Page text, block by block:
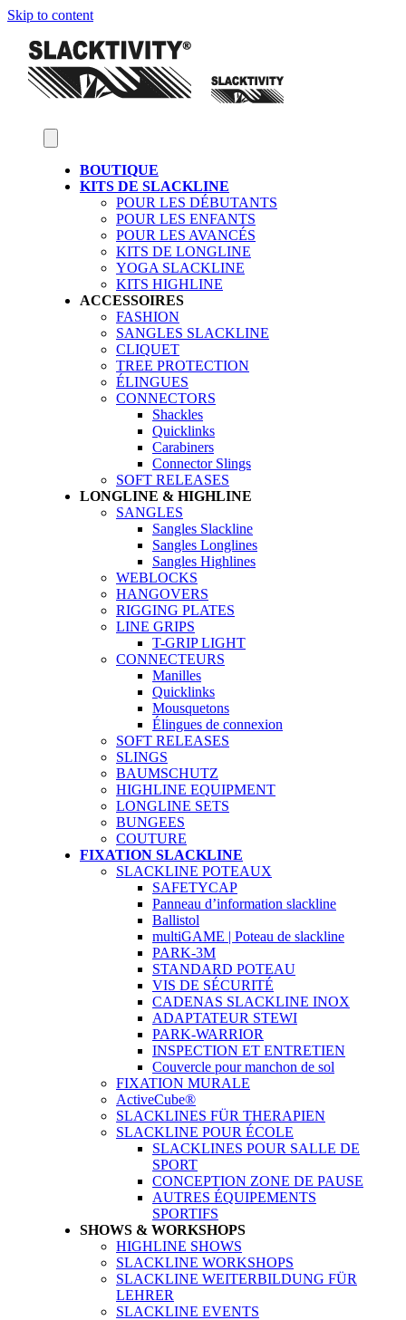
Skip to content
BOUTIQUE
KITS DE SLACKLINE
POUR LES DÉBUTANTS
POUR LES ENFANTS
POUR LES AVANCÉS
KITS DE LONGLINE
YOGA SLACKLINE
KITS HIGHLINE
ACCESSOIRES
FASHION
SANGLES SLACKLINE
CLIQUET
TREE PROTECTION
ÉLINGUES
CONNECTORS
Shackles
Quicklinks
Carabiners
Connector Slings
SOFT RELEASES
LONGLINE & HIGHLINE
SANGLES
Sangles Slackline
Sangles Longlines
Sangles Highlines
WEBLOCKS
HANGOVERS
RIGGING PLATES
LINE GRIPS
T-GRIP LIGHT
CONNECTEURS
Manilles
Quicklinks
Mousquetons
Élingues de connexion
SOFT RELEASES
SLINGS
BAUMSCHUTZ
HIGHLINE EQUIPMENT
LONGLINE SETS
BUNGEES
COUTURE
FIXATION SLACKLINE
SLACKLINE POTEAUX
SAFETYCAP
Panneau d’information slackline
Ballistol
multiGAME | Poteau de slackline
PARK-3M
STANDARD POTEAU
VIS DE SÉCURITÉ
CADENAS SLACKLINE INOX
ADAPTATEUR STEWI
PARK-WARRIOR
INSPECTION ET ENTRETIEN
Couvercle pour manchon de sol
FIXATION MURALE
ActiveCube®
SLACKLINES FÜR THERAPIEN
SLACKLINE POUR ÉCOLE
SLACKLINES POUR SALLE DE
SPORT
CONCEPTION ZONE DE PAUSE
AUTRES ÉQUIPEMENTS
SPORTIFS
SHOWS & WORKSHOPS
HIGHLINE SHOWS
SLACKLINE WORKSHOPS
SLACKLINE WEITERBILDUNG FÜR
LEHRER
SLACKLINE EVENTS